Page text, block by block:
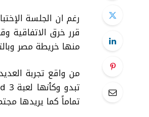
منها خريطة مصر
تماماً كما يريدها